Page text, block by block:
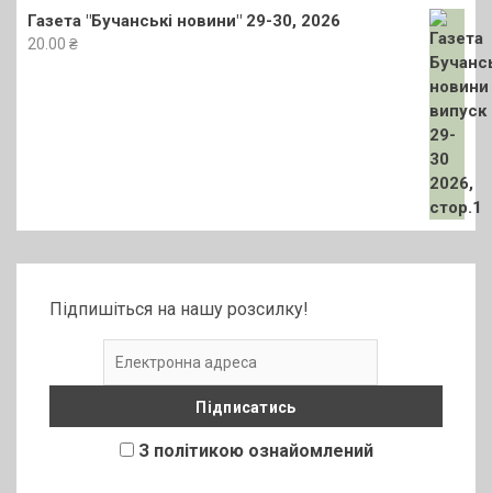
Газета "Бучанські новини" 29-30, 2026
20.00 ₴
Підпишіться на нашу розсилку!
З політикою ознайомлений